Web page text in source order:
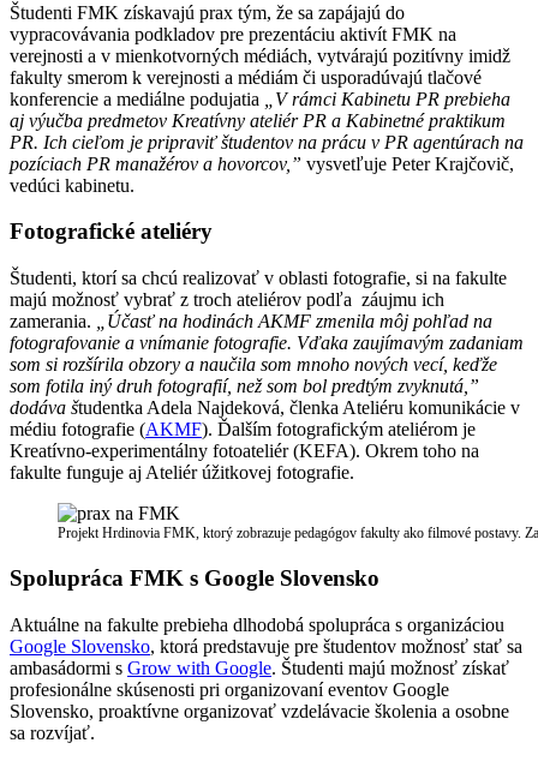
Študenti FMK získavajú prax tým, že sa zapájajú do
vypracovávania podkladov pre prezentáciu aktivít FMK na
verejnosti a v mienkotvorných médiách, vytvárajú pozitívny imidž
fakulty smerom k verejnosti a médiám či usporadúvajú tlačové
konferencie a mediálne podujatia
„V rámci Kabinetu PR prebieha
aj výučba predmetov Kreatívny ateliér PR a Kabinetné praktikum
PR. Ich cieľom je pripraviť študentov na prácu v PR agentúrach na
pozíciach PR manažérov a hovorcov,” vysvetľuje Peter Krajčovič,
vedúci kabinetu.
Fotografické ateliéry
Študenti, ktorí sa chcú realizovať v oblasti fotografie, si na fakulte
majú možnosť vybrať z troch ateliérov podľa záujmu ich
zamerania.
„Účasť na hodinách AKMF zmenila môj pohľad na
fotografovanie a vnímanie fotografie. Vďaka zaujímavým zadaniam
som si rozšírila obzory a naučila som mnoho nových vecí, keďže
som fotila iný druh fotografií, než som bol predtým zvyknutá,”
dodáva študentka Adela Najdeková, členka Ateliéru komunikácie v
médiu fotografie (AKMF). Ďalším fotografickým ateliérom je
Kreatívno-experimentálny fotoateliér (KEFA). Okrem toho na
fakulte funguje aj Ateliér úžitkovej fotografie.
Projekt Hrdinovia FMK, ktorý zobrazuje pedagógov fakulty ako filmové postavy.
Spolupráca FMK s Google Slovensko
Aktuálne na fakulte prebieha dlhodobá spolupráca s organizáciou
Google Slovensko, ktorá predstavuje pre študentov možnosť stať sa
ambasádormi s Grow with Google. Študenti majú možnosť získať
profesionálne skúsenosti pri organizovaní eventov Google
Slovensko, proaktívne organizovať vzdelávacie školenia a osobne
sa rozvíjať.